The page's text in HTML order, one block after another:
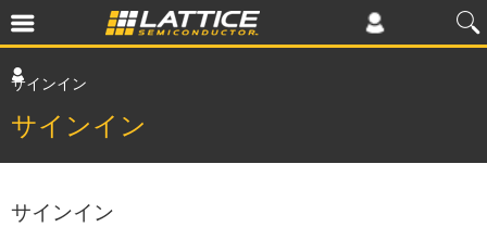
サインイン
サインイン
サインイン